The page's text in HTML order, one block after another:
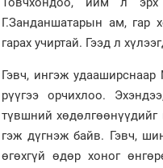
Г.Занданшатарын ам, гар
гарах учиртай. Гээд л
Гэвч, ингэж
рүүгээ орчихлоо.
түвшний хөдөлгөөнүүдийг
гэж дүгнэж байв. Гэвч,
өгөхгүй өдөр хоног